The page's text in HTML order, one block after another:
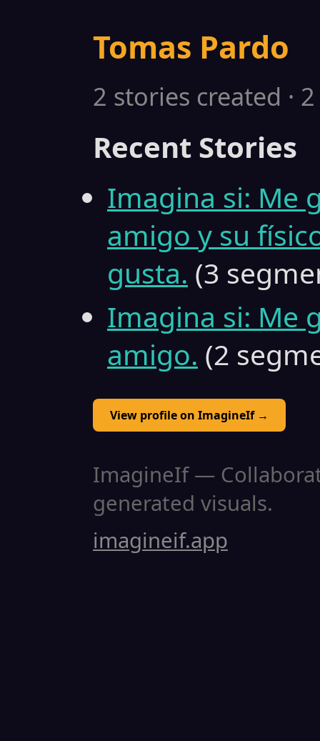
Tomas Pardo
2 stories created ·
Recent Stories
Imagina si: Me
amigo y su
gusta. (3
Imagina si: Me
amigo. (2
View profile on ImagineIf →
ImagineIf —
generated visuals.
imagineif.app